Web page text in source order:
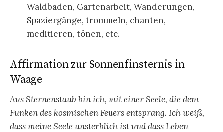
Waldbaden, Gartenarbeit, Wanderungen,
Spaziergänge, trommeln, chanten,
meditieren, tönen, etc.
Affirmation zur Sonnenfinsternis in
Waage
Aus Sternenstaub bin ich, mit einer Seele, die dem
Funken des kosmischen Feuers entsprang. Ich weiß,
dass meine Seele unsterblich ist und dass Leben